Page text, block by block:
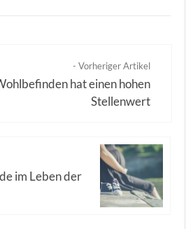
- Vorheriger Artikel
hat einen hohen
Stellenwert
im Leben der